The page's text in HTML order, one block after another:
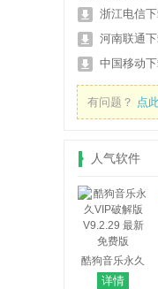
浙江电信
河南联通
中国移动
有问题？ 点
人气软件
酷狗音乐永久
VIP破解版
详情